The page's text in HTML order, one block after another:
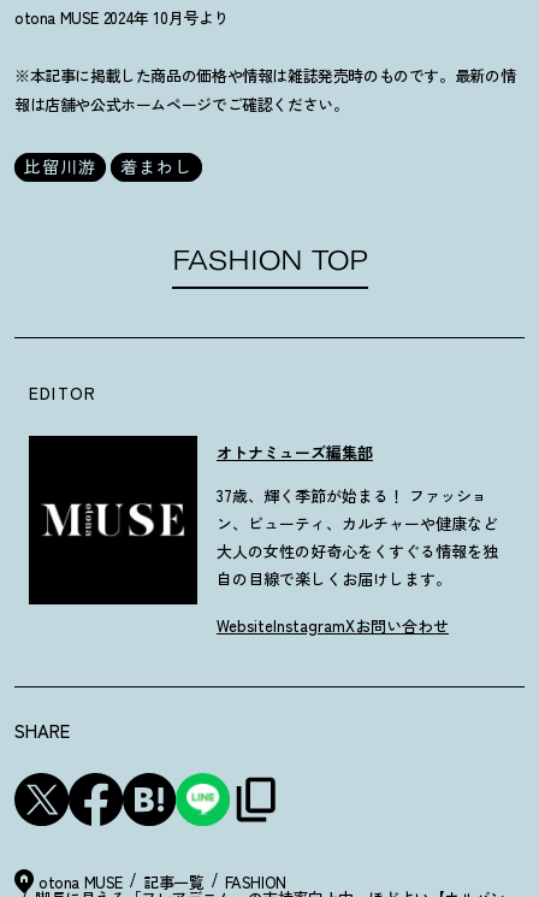
otona MUSE 2024年 10月号より
※本記事に掲載した商品の価格や情報は雑誌発売時のものです。最新の情
報は店舗や公式ホームページでご確認ください。
比留川游 着まわし
FASHION TOP
EDITOR
オトナミューズ編集部
37歳、輝く季節が始まる！ ファッショ
ン、ビューティ、カルチャーや健康など
大人の女性の好奇心をくすぐる情報を独
自の目線で楽しくお届けします。
WebsiteInstagramXお問い合わせ
SHARE
otona MUSE 記事一覧 FASHION